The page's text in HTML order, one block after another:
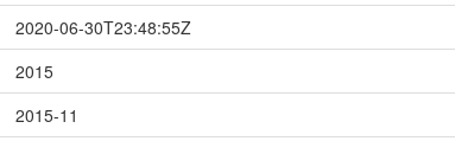
2020-06-30T23:48:55Z
2015
2015-11